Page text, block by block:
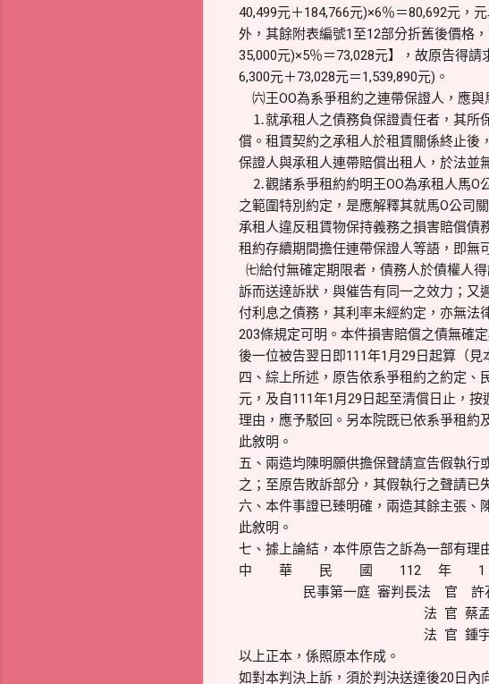
40,499元＋184,766元)×6％＝80,692元，
外，其餘附表編號1至12部分折舊後價格
35,000元)×5％＝73,028元】，故原告得
6,300元＋73,028元＝1,539,890元)。
㈥王OO為系爭租約之連帶保證人，應與
⒈就承租人之債務負保證責任者，其所
償。租賃契約之承租人於租賃關係終止後
保證人與承租人連帶賠償出租人，於法並
⒉觀諸系爭租約約明王OO為承租人馬O
之範圍特別約定，是應解釋其就馬O公司
承租人違反租賃物保持義務之損害賠償債
租約存續期間擔任連帶保證人等語，即無
㈦給付無確定期限者，債務人於債權人
訴而送達訴狀，與催告有同一之效力；又
付利息之債務，其利率未經約定，亦無法
203條規定可明。本件損害賠償之債無確
後一位被告翌日即111年1月29日起算（
四、綜上所述，原告依系爭租約之約定、
元，及自111年1月29日起至清償日止，
理由，應予駁回。另本院既已依系爭租約
此敘明。
五、兩造均陳明願供擔保聲請宣告假執
之；至原告敗訴部分，其假執行之聲請已
六、本件事證已臻明確，兩造其餘主張、
此敘明。
七、據上論結，本件原告之訴為一部有理
中 華 民 國 112 年
民事第一庭 審判長法 官 許
法 官 蔡孟
法 官 鍾宇
以上正本，係照原本作成。
如對本判決上訴，須於判決送達後20日